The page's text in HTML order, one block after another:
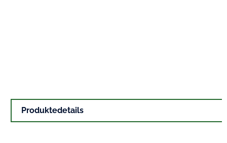
Produktedetails